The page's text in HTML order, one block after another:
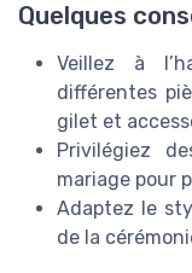
Quelques
Veillez à
différentes
gilet et
Privilégiez
mariage pour
Adaptez le
de la